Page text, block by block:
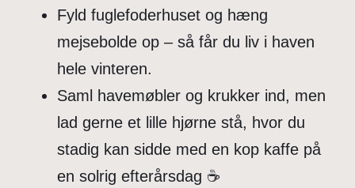
Fyld fuglefoderhuset og hæng
mejsebolde op – så får du liv i haven
hele vinteren.
Saml havemøbler og krukker ind, men
lad gerne et lille hjørne stå, hvor du
stadig kan sidde med en kop kaffe på
en solrig efterårsdag ☕